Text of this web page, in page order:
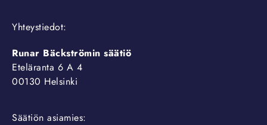
Yhteystiedot:
Runar Bäckströmin säätiö
Eteläranta 6 A 4
00130 Helsinki
Säätiön asiamies: